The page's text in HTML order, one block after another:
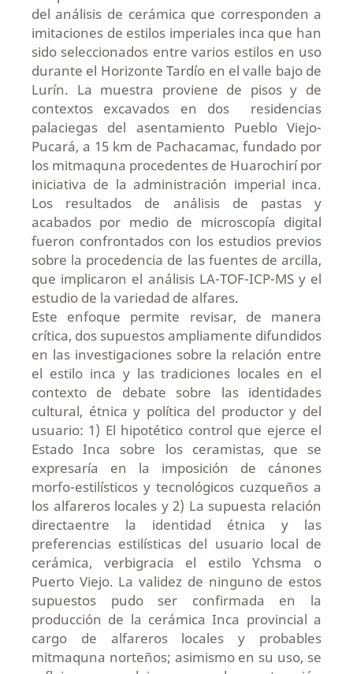
del análisis de cerámica que corresponden a
imitaciones de estilos imperiales inca que han
sido seleccionados entre varios estilos en uso
durante el Horizonte Tardío en el valle bajo de
Lurín. La muestra proviene de pisos y de
contextos excavados en dos residencias
palaciegas del asentamiento Pueblo Viejo-
Pucará, a 15 km de Pachacamac, fundado por
los mitmaquna procedentes de Huarochirí por
iniciativa de la administración imperial inca.
Los resultados de análisis de pastas y
acabados por medio de microscopía digital
fueron confrontados con los estudios previos
sobre la procedencia de las fuentes de arcilla,
que implicaron el análisis LA-TOF-ICP-MS y el
estudio de la variedad de alfares.
Este enfoque permite revisar, de manera
crítica, dos supuestos ampliamente difundidos
en las investigaciones sobre la relación entre
el estilo inca y las tradiciones locales en el
contexto de debate sobre las identidades
cultural, étnica y política del productor y del
usuario: 1) El hipotético control que ejerce el
Estado Inca sobre los ceramistas, que se
expresaría en la imposición de cánones
morfo-estilísticos y tecnológicos cuzqueños a
los alfareros locales y 2) La supuesta relación
directaentre la identidad étnica y las
preferencias estilísticas del usuario local de
cerámica, verbigracia el estilo Ychsma o
Puerto Viejo. La validez de ninguno de estos
supuestos pudo ser confirmada en la
producción de la cerámica Inca provincial a
cargo de alfareros locales y probables
mitmaquna norteños; asimismo en su uso, se